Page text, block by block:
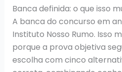
Banca definida: o que isso
A banca do concurso em
Instituto Nosso Rumo. Isso
porque a prova objetiva
escolha com cinco